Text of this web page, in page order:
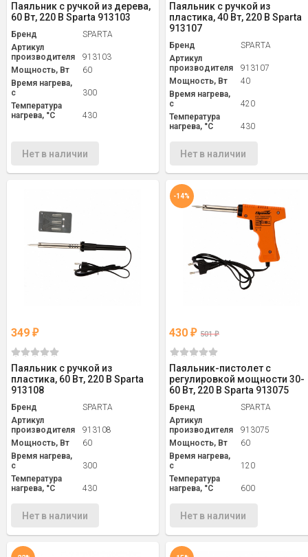
Паяльник с ручкой из дерева,
60 Вт, 220 В Sparta 913103
Бренд
SPARTA
Артикул
производителя
913103
Мощность, Вт
60
Время нагрева,
с
300
Температура
нагрева, °С
430
Нет в наличии
Паяльник с ручкой из
пластика, 40 Вт, 220 В Sparta
913107
Бренд
SPARTA
Артикул
производителя
913107
Мощность, Вт
40
Время нагрева,
с
420
Температура
нагрева, °С
430
Нет в наличии
349 ₽
Паяльник с ручкой из
пластика, 60 Вт, 220 В Sparta
913108
Бренд
SPARTA
Артикул
производителя
913108
Мощность, Вт
60
Время нагрева,
с
300
Температура
нагрева, °С
430
Нет в наличии
-14%
430₽ 501₽
Паяльник-пистолет с
регулировкой мощности 30-
60 Вт, 220 В Sparta 913075
Бренд
SPARTA
Артикул
производителя
913075
Мощность, Вт
60
Время нагрева,
с
120
Температура
нагрева, °С
600
Нет в наличии